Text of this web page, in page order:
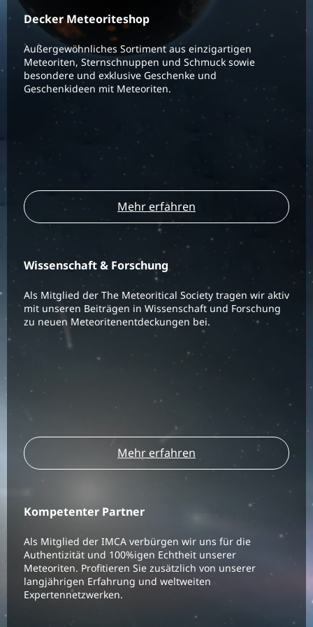
Decker Meteoriteshop
Außergewöhnliches Sortiment aus einzigartigen
Meteoriten, Sternschnuppen und Schmuck sowie
besondere und exklusive Geschenke und
Geschenkideen mit Meteoriten.
Mehr erfahren
Wissenschaft & Forschung
Als Mitglied der The Meteoritical Society tragen wir aktiv
mit unseren Beiträgen in Wissenschaft und Forschung
zu neuen Meteoritenentdeckungen bei.
Mehr erfahren
Kompetenter Partner
Als Mitglied der IMCA verbürgen wir uns für die
Authentizität und 100%igen Echtheit unserer
Meteoriten. Profitieren Sie zusätzlich von unserer
langjährigen Erfahrung und weltweiten
Expertennetzwerken.